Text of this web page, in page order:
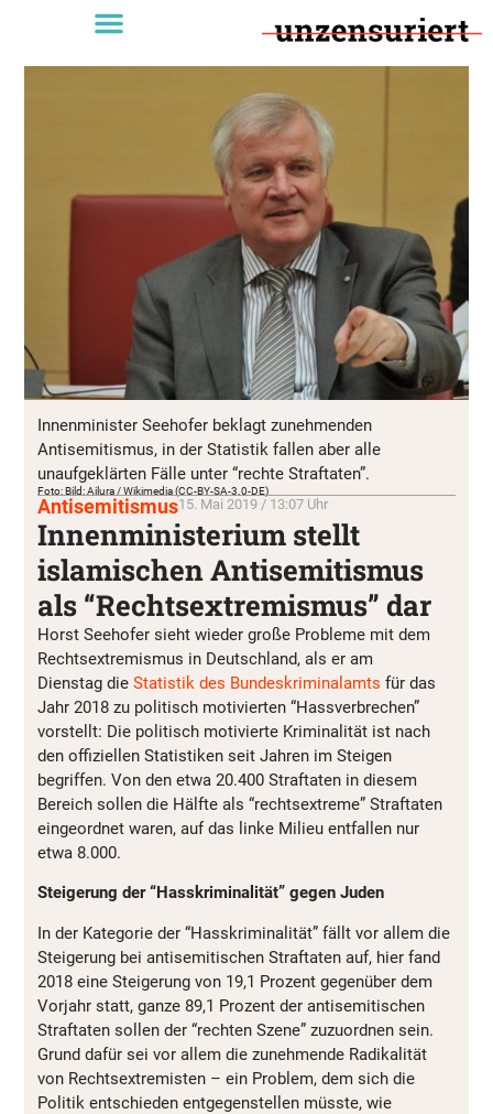
Innenminister Seehofer beklagt zunehmenden
Antisemitismus, in der Statistik fallen aber alle
unaufgeklärten Fälle unter “rechte Straftaten”.
Foto: Bild: Ailura / Wikimedia (CC-BY-SA-3.0-DE)
Antisemitismus15. Mai 2019 / 13:07 Uhr
Innenministerium stellt
islamischen Antisemitismus
als “Rechtsextremismus” dar
Horst Seehofer sieht wieder große Probleme mit dem
Rechtsextremismus in Deutschland, als er am
Dienstag die Statistik des Bundeskriminalamts für das
Jahr 2018 zu politisch motivierten “Hassverbrechen”
vorstellt: Die politisch motivierte Kriminalität ist nach
den offiziellen Statistiken seit Jahren im Steigen
begriffen. Von den etwa 20.400 Straftaten in diesem
Bereich sollen die Hälfte als “rechtsextreme” Straftaten
eingeordnet waren, auf das linke Milieu entfallen nur
etwa 8.000.
Steigerung der “Hasskriminalität” gegen Juden
In der Kategorie der “Hasskriminalität” fällt vor allem die
Steigerung bei antisemitischen Straftaten auf, hier fand
2018 eine Steigerung von 19,1 Prozent gegenüber dem
Vorjahr statt, ganze 89,1 Prozent der antisemitischen
Straftaten sollen der “rechten Szene” zuzuordnen sein.
Grund dafür sei vor allem die zunehmende Radikalität
von Rechtsextremisten – ein Problem, dem sich die
Politik entschieden entgegenstellen müsste, wie